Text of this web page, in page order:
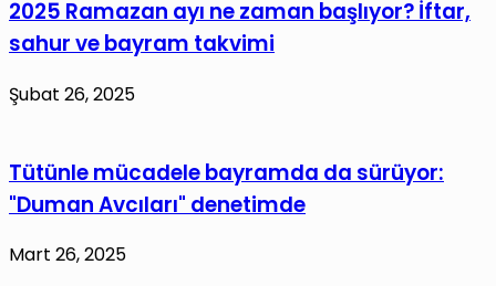
2025 Ramazan ayı ne zaman başlıyor? İftar,
sahur ve bayram takvimi
Şubat 26, 2025
Tütünle mücadele bayramda da sürüyor:
"Duman Avcıları" denetimde
Mart 26, 2025